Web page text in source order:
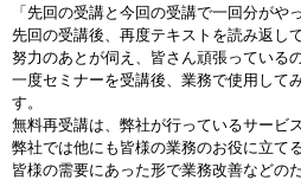
「先回の受講と今回の受講で一回分が
先回の受講後、再度テキストを読み返し
努力のあとが伺え、皆さん頑張っている
一度セミナーを受講後、業務で使用して
す。
無料再受講は、弊社が行っているサービ
弊社では他にも皆様の業務のお役に立て
皆様の需要にあった形で業務改善などの